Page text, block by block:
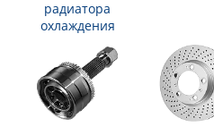
радиатора
охлаждения